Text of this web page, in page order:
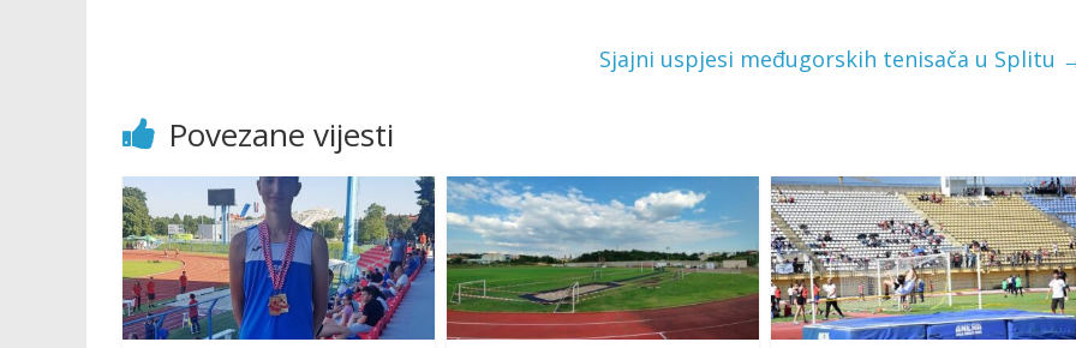
Sjajni uspjesi međugorskih tenisača u Splitu
Povezane vijesti